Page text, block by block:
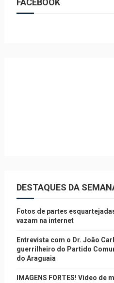
FACEBOOK
DESTAQUES DA
Fotos de partes
vazam na internet
Entrevista com o Dr. João
guerrilheiro do Partido
do Araguaia
IMAGENS FORTES! Vídeo